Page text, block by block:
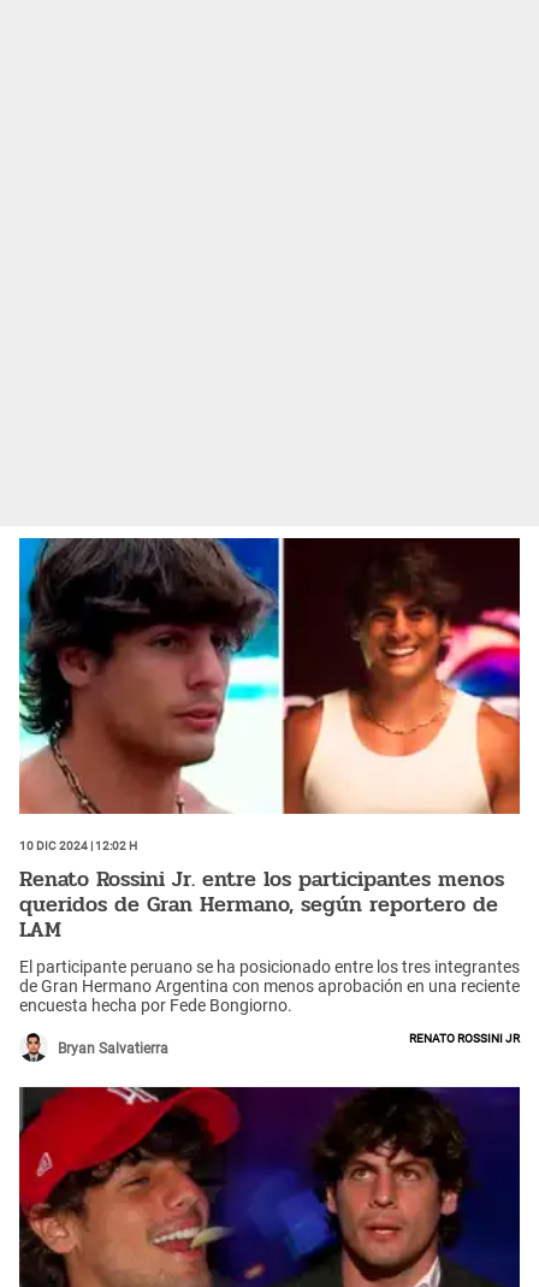
10 Dic 2024 | 12:02 h
Renato Rossini Jr. entre los participantes menos
queridos de Gran Hermano, según reportero de
LAM
El participante peruano se ha posicionado entre los tres integrantes
de Gran Hermano Argentina con menos aprobación en una reciente
encuesta hecha por Fede Bongiorno.
Bryan Salvatierra
Renato Rossini jr